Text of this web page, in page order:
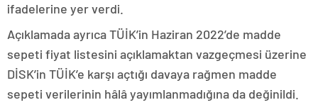
ifadelerine yer verdi.
Açıklamada ayrıca TÜİK’in Haziran 2022’de madde
sepeti fiyat listesini açıklamaktan vazgeçmesi üzerine
DİSK’in TÜİK’e karşı açtığı davaya rağmen madde
sepeti verilerinin hâlâ yayımlanmadığına da değinildi.